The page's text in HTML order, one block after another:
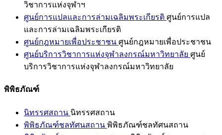
วิชาการแห่งจุฬาฯ
ศูนย์การแปลและการล่ามเฉลิมพระเกียรติ ศูนย์การแปล
และการล่ามเฉลิมพระเกียรติ
ศูนย์กฎหมายเพื่อประชาชน ศูนย์กฎหมายเพื่อประชาชน
ศูนย์บริการวิชาการแห่งจุฬาลงกรณ์มหาวิทยาลัย ศูนย์
บริการวิชาการแห่งจุฬาลงกรณ์มหาวิทยาลัย
พิพิธภัณฑ์
นิทรรศสถาน นิทรรศสถาน
พิพิธภัณฑ์ชลทัศนสถาน พิพิธภัณฑ์ชลทัศนสถาน